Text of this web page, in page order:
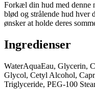
Forkæl din hud med denne
blød og strålende hud hver
ønsker at holde deres
Ingredienser
WaterAquaEau, Glycerin,
Glycol, Cetyl Alcohol,
Triglyceride, PEG-100